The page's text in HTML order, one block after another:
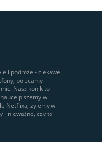
i podróże - ciekawe
polecamy
Nasz konik to
piszemy w
Netflixa, żyjemy w
- nieważne, czy to